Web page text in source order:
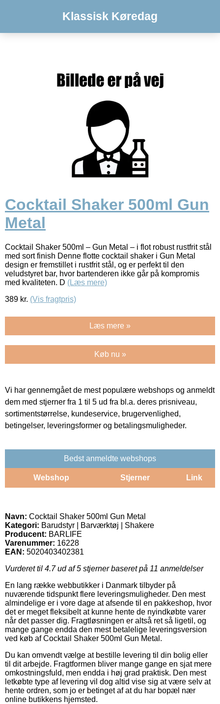
Klassisk Køredag
Cocktail Shaker 500ml Gun
Metal
Cocktail Shaker 500ml – Gun Metal – i flot robust rustfrit stål
med sort finish Denne flotte cocktail shaker i Gun Metal
design er fremstillet i rustfrit stål, og er perfekt til den
veludstyret bar, hvor bartenderen ikke går på kompromis
med kvaliteten. D (Læs mere)
389 kr. (Vis fragtpris)
Læs mere »
Køb nu »
Vi har gennemgået de mest populære webshops og anmeldt
dem med stjerner fra 1 til 5 ud fra bl.a. deres prisniveau,
sortimentstørrelse, kundeservice, brugervenlighed,
betingelser, leveringsformer og betalingsmuligheder.
Bedst anmeldte webshops
Webshop Stjerner Link
Navn: Cocktail Shaker 500ml Gun Metal
Kategori: Barudstyr | Barværktøj | Shakere
Producent: BARLIFE
Varenummer: 16228
EAN: 5020403402381
Vurderet til 4.7ud af 5 stjerner baseret på 11 anmeldelser
En lang række webbutikker i Danmark tilbyder på
nuværende tidspunkt flere leveringsmuligheder. Den mest
almindelige er i vore dage at afsende til en pakkeshop, hvor
det er meget fleksibelt at kunne hente de nyindkøbte varer
når det passer dig. Fragtløsningen er altså ret så ligetil, og
mange gange endda den mest betalelige leveringsversion
ved køb af Cocktail Shaker 500ml Gun Metal.
Du kan omvendt vælge at bestille levering til din bolig eller
til dit arbejde. Fragtformen bliver mange gange en sjat mere
omkostningsfuld, men endda i høj grad praktisk. Den mest
letkøbte type af levering vil dog altid vise sig at være selv at
hente ordren, som jo er betinget af at du har bopæl nær
online butikkens hjemsted.